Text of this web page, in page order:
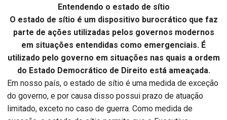
Entendendo o estado de sítio
O estado de sítio é um dispositivo burocrático que faz
parte de ações utilizadas pelos governos modernos
em situações entendidas como emergenciais. É
utilizado pelo governo em situações nas quais a ordem
do Estado Democrático de Direito está ameaçada.
Em nosso país, o estado de sítio é uma medida de exceção
do governo, e por causa disso possui prazo de atuação
limitado, exceto no caso de guerra. Como medida de